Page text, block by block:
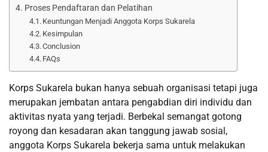
Proses Pendaftaran dan Pelatihan
Keuntungan Menjadi Anggota Korps Sukarela
Kesimpulan
Conclusion
FAQs
Korps Sukarela bukan hanya sebuah organisasi tetapi juga
merupakan jembatan antara pengabdian diri individu dan
aktivitas nyata yang terjadi. Berbekal semangat gotong
royong dan kesadaran akan tanggung jawab sosial,
anggota Korps Sukarela bekerja sama untuk melakukan